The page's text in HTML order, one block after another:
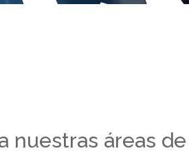
nuestras áreas